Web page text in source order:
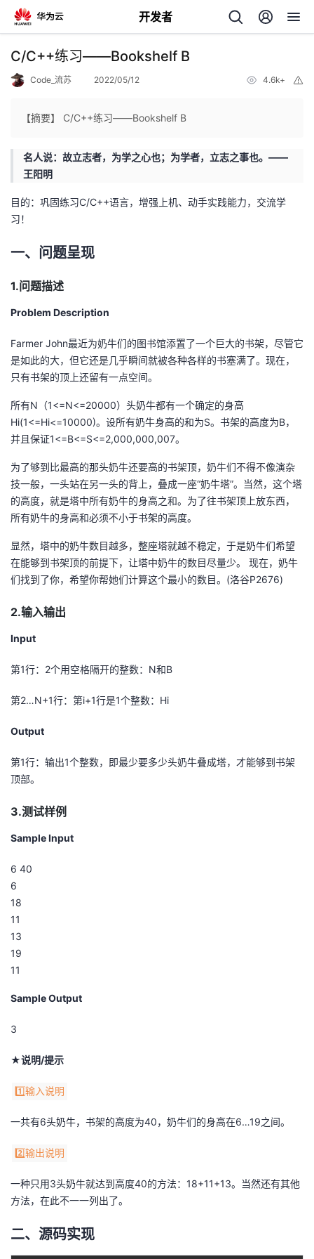
开发者
返
个
人
我
者
我
的
博
客
我
的
论
坛
我
的
圈
子
我
的
直
播
我
的
活
动
我
的
关
注
我
的
开
堂
我
我
的
我
的
我
的
我
C/C++练习——Bookshelf B
Code_流苏 2022/05/12 4.6k+
【摘要】 C/C++练习——Bookshelf B
名人说：故立志者，为学之心也；为学者，立志之事也。——
王阳明
目的：巩固练习C/C++语言，增强上机、动手实践能力，交流学
习！
一、问题呈现
1.问题描述
Problem Description
Farmer John最近为奶牛们的图书馆添置了一个巨大的书架，尽管它
是如此的大，但它还是几乎瞬间就被各种各样的书塞满了。现在，
只有书架的顶上还留有一点空间。
所有N（1<=N<=20000）头奶牛都有一个确定的身高
Hi(1<=Hi<=10000)。设所有奶牛身高的和为S。书架的高度为B，
并且保证1<=B<=S<=2,000,000,007。
为了够到比最高的那头奶牛还要高的书架顶，奶牛们不得不像演杂
技一般，一头站在另一头的背上，叠成一座“奶牛塔”。当然，这个塔
的高度，就是塔中所有奶牛的身高之和。为了往书架顶上放东西，
所有奶牛的身高和必须不小于书架的高度。
显然，塔中的奶牛数目越多，整座塔就越不稳定，于是奶牛们希望
在能够到书架顶的前提下，让塔中奶牛的数目尽量少。 现在，奶牛
们找到了你，希望你帮她们计算这个最小的数目。(洛谷P2676)
2.输入输出
Input
第1行：2个用空格隔开的整数：N和B
第2…N+1行：第i+1行是1个整数：Hi
Output
第1行：输出1个整数，即最少要多少头奶牛叠成塔，才能够到书架
顶部。
3.测试样例
Sample Input
6 40
6
18
11
13
19
11
Sample Output
3
★说明/提示
1️⃣输入说明
一共有6头奶牛，书架的高度为40，奶牛们的身高在6…19之间。
2️⃣输出说明
一种只用3头奶牛就达到高度40的方法：18+11+13。当然还有其他
方法，在此不一一列出了。
二、源码实现